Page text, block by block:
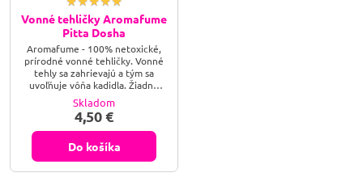
Vonné tehličky Aromafume
Pitta Dosha
Aromafume - 100% netoxické,
prírodné vonné tehličky. Vonné
tehly sa zahrievajú a tým sa
uvoľňuje vôňa kadidla. Žiadne
toxické spaľovanie. Vonné
tehličky Pitta Dosh s aromatickou
vôňou jazmínu, mäty, levandule,
šafránu, pomaranče
kombinovanú s vôňou Pácl a
santalu. Nechajte sa okúzliť
nádhernou vôňou, v ktorej sa
Skladom
4,50 €
Do košíka